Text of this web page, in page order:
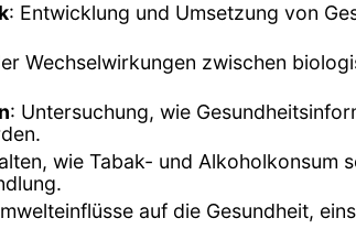
: Entwicklung und Umsetzung von
Wechselwirkungen zwischen
: Untersuchung, wie
wie Tabak- und Alkoholkonsum
auf die Gesundheit,